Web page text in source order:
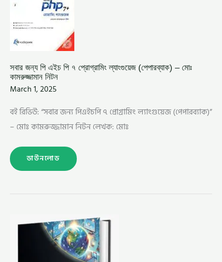
সবার জন্য পি এইচ পি ৭ প্রোগ্রামিং ল্যাংগুয়েজ (পেপারব্যাক) – মোঃ
কামরুজ্জামান নিটন
March 1, 2025
বই রিভিউ: “সবার জন্য পিএইচপি ৭ প্রোগ্রামিং ল্যাংগুয়েজ (পেপারব্যাক)”
– মোঃ কামরুজ্জামান নিটন লেখক: মোঃ
ল্যাংগুয়েজ (পেপারব্যাক)
কামরুজ্জামান
নিটন
ডাউনলোড
পিএইচপি (হার্ডকভার)
নতুনদের
প্রফেশনাল
পিএইচপি